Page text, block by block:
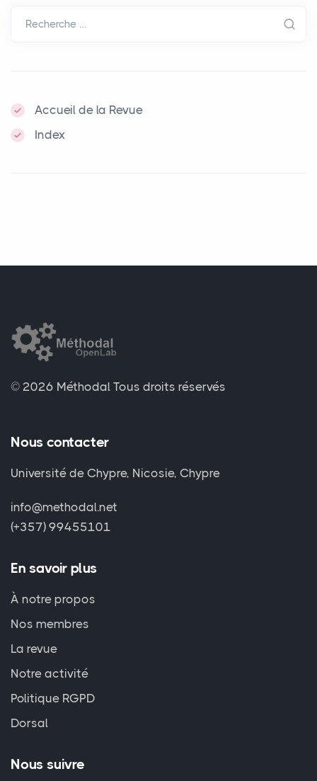
Recherche …
Accueil de la Revue
Index
© 2026 Méthodal Tous droits réservés
Nous contacter
Université de Chypre, Nicosie, Chypre
info@methodal.net
(+357) 99455101
En savoir plus
À notre propos
Nos membres
La revue
Notre activité
Politique RGPD
Dorsal
Nous suivre